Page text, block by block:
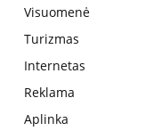
Visuomenė
Turizmas
Internetas
Reklama
Aplinka